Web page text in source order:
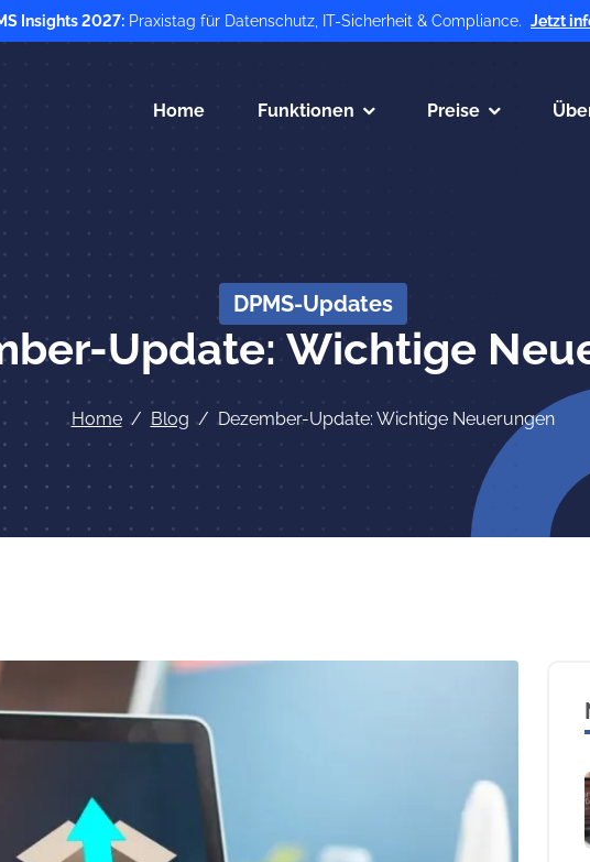
Insights 2027: Praxistag für Datenschutz, IT-Sicherheit & Compliance. Jetzt
Home Funktionen Preise
DPMS-Updates
Update: Wichtige
Home Blog Dezember-Update: Wichtige Neuerungen